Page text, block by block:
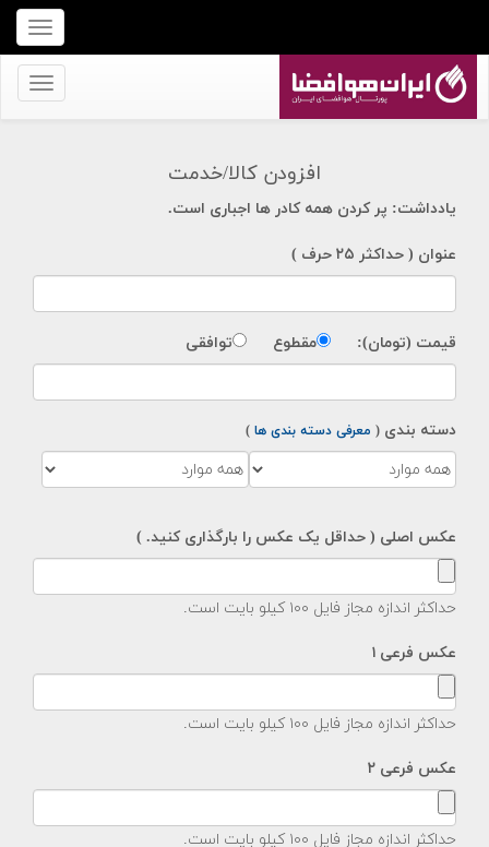
برای
نمایش
منو
برای
افزودن کالا/خدمت
یادداشت: پر کردن همه کادر ها اجباری است.
عنوان ( حداکثر ۲۵ حرف )
قیمت (تومان): مقطوع توافقی
دسته بندی ( معرفی دسته بندی ها )
عکس اصلی ( حداقل یک عکس را بارگذاری کنید. )
حداکثر اندازه مجاز فایل ۱۰۰ کیلو بایت است.
عکس فرعی ۱
حداکثر اندازه مجاز فایل ۱۰۰ کیلو بایت است.
عکس فرعی ۲
حداکثر اندازه مجاز فایل ۱۰۰ کیلو بایت است.